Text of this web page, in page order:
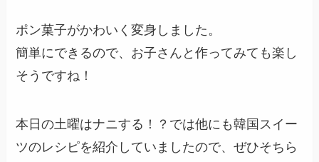
ポン菓子がかわいく変身しました。
簡単にできるので、お子さんと作ってみても楽し
そうですね！
本日の土曜はナニする！？では他にも韓国スイー
ツのレシピを紹介していましたので、ぜひそちら